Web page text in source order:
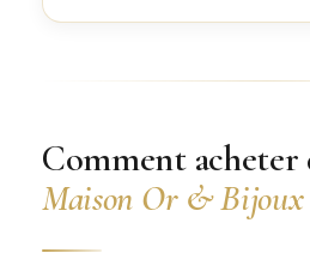
Comment acheter
Maison Or & Bijoux